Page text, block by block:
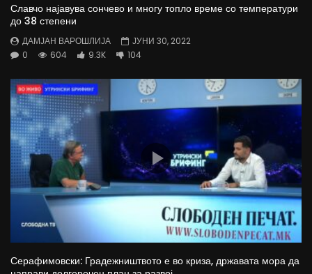
Славчо најавува сончево и многу топло време со температури
до 38 степени
ДАМЈАН ВАРОШЛИЈА
ЈУНИ 30, 2022
0
604 9.3K 104
Серафимовски: Градежништвото е во криза, државата мора да